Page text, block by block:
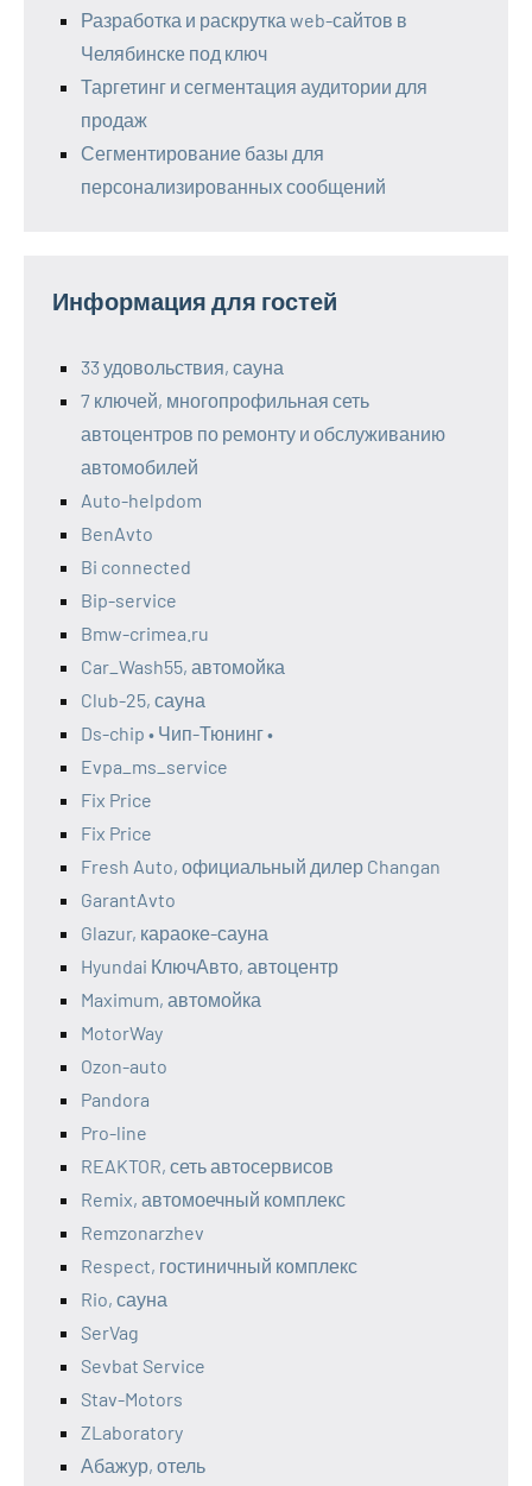
Разработка и раскрутка web-сайтов в
Челябинске под ключ
Таргетинг и сегментация аудитории для
продаж
Сегментирование базы для
персонализированных сообщений
Информация для гостей
33 удовольствия, сауна
7 ключей, многопрофильная сеть
автоцентров по ремонту и обслуживанию
автомобилей
Auto-helpdom
BenAvto
Bi connected
Bip-service
Bmw-crimea.ru
Car_Wash55, автомойка
Club-25, сауна
Ds-chip • Чип-Тюнинг •
Evpa_ms_service
Fix Price
Fix Price
Fresh Auto, официальный дилер Changan
GarantAvto
Glazur, караоке-сауна
Hyundai КлючАвто, автоцентр
Maximum, автомойка
MotorWay
Ozon-auto
Pandora
Pro-line
REAKTOR, сеть автосервисов
Remix, автомоечный комплекс
Remzonarzhev
Respect, гостиничный комплекс
Rio, сауна
SerVag
Sevbat Service
Stav-Motors
ZLaboratory
Абажур, отель